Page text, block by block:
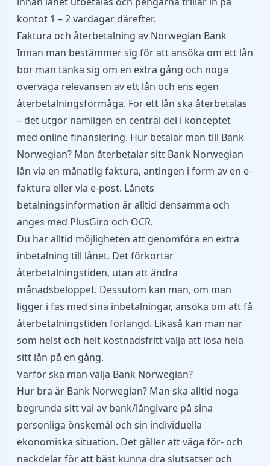
kontot 1 – 2 vardagar därefter.
Faktura och återbetalning av Norwegian Bank
Innan man bestämmer sig för att ansöka om ett lån
bör man tänka sig om en extra gång och noga
överväga relevansen av ett lån och ens egen
återbetalningsförmåga. För ett lån ska återbetalas
– det utgör nämligen en central del i konceptet
med online finansiering. Hur betalar man till Bank
Norwegian? Man återbetalar sitt Bank Norwegian
lån via en månatlig faktura, antingen i form av en e-
faktura eller via e-post. Lånets
betalningsinformation är alltid densamma och
anges med PlusGiro och OCR.
Du har alltid möjligheten att genomföra en extra
inbetalning till lånet. Det förkortar
återbetalningstiden, utan att ändra
månadsbeloppet. Dessutom kan man, om man
ligger i fas med sina inbetalningar, ansöka om att få
återbetalningstiden förlängd. Likaså kan man när
som helst och helt kostnadsfritt välja att lösa hela
sitt lån på en gång.
Varför ska man välja Bank Norwegian?
Hur bra är Bank Norwegian? Man ska alltid noga
begrunda sitt val av bank/långivare på sina
personliga önskemål och sin individuella
ekonomiska situation. Det gäller att väga för- och
nackdelar för att bäst kunna dra slutsatser och